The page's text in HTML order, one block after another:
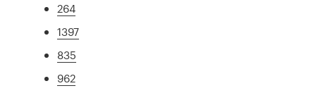
264
1397
835
962